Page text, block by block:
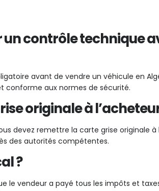
contrôle technique
avant de vendre un véhicule en
aux normes de sécurité.
originale à
devez remettre la carte grise originale
des autorités compétentes.
?
le vendeur a payé tous les impôts et